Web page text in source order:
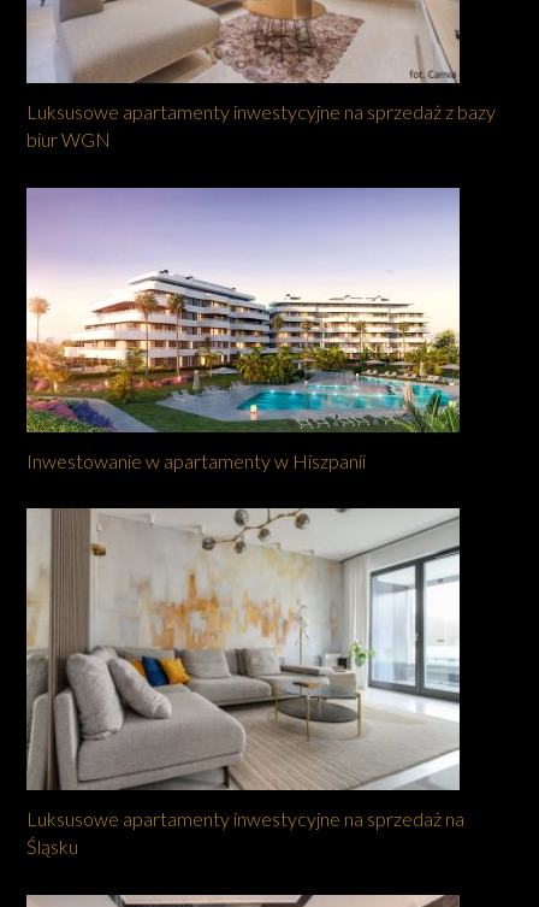
Luksusowe apartamenty inwestycyjne na sprzedaż z bazy
biur WGN
Inwestowanie w apartamenty w Hiszpanii
Luksusowe apartamenty inwestycyjne na sprzedaż na
Śląsku